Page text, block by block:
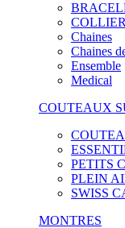
Chaines
Chaines
Ensemble
Medical
COUTEAUX
PETITS
PLEIN
SWISS
MONTRES